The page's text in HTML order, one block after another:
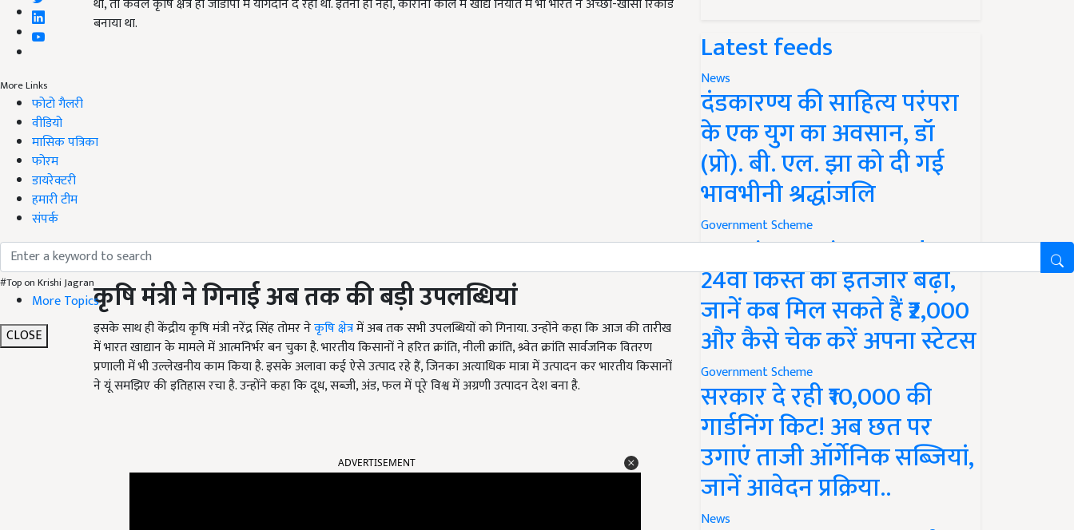
More Links
फोटो गैलरी
वीडियो
मासिक पत्रिका
फोरम
डायरेक्टरी
हमारी टीम
संपर्क
#Top on Krishi Jagran
More Topics
CLOSE
था, तो केवल कृषि क्षेत्र ही जीडीपी में योगदान दे रहा था. इतना ही नहीं, कोरोना काल में खाद्य निर्यात में भी भारत ने अच्छा-खासा रिकॉर्ड
बनाया था.
कृषि मंत्री ने गिनाई अब तक की बड़ी उपलब्धियां
इसके साथ ही केंद्रीय कृषि मंत्री नरेंद्र सिंह तोमर नेकृषि क्षेत्रमें अब तक सभी उपलब्धियों को गिनाया. उन्होंने कहा कि आज की तारीख
में भारत खाद्यान के मामले में आत्मनिर्भर बन चुका है. भारतीय किसानों ने हरित क्रांति, नीली क्रांति, श्र्वेत क्रांति सार्वजनिक वितरण
प्रणाली में भी उल्लेखनीय काम किया है. इसके अलावा कई ऐसे उत्पाद रहे हैं, जिनका अत्याधिक मात्रा में उत्पादन कर भारतीय किसानों
ने यूं समझिए की इतिहास रचा है. उन्होंने कहा कि दूध, सब्जी, अंड, फल में पूरे विश्व में अग्रणी उत्पादन देश बना है.
Latest feeds
News
दंडकारण्य की साहित्य परंपरा
के एक युग का अवसान, डॉ
(प्रो). बी. एल. झा को दी गई
भावभीनी श्रद्धांजलि
Government Scheme
PM Kisan Yojana Update:
24वीं किस्त का इंतजार बढ़ा,
जानें कब मिल सकते हैं ₹2,000
और कैसे चेक करें अपना स्टेटस
Government Scheme
सरकार दे रही ₹10,000 की
गार्डनिंग किट! अब छत पर
उगाएं ताजी ऑर्गेनिक सब्जियां,
जानें आवेदन प्रक्रिया..
News